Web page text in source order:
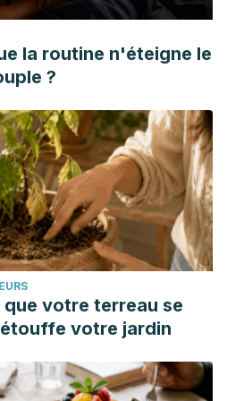
la routine n'éteigne le
?
votre terreau se
votre jardin